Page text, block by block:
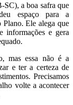
a boa safra que
espaço para a
Plano. Ele alega que
informações e gera
mas essa não é a
e ter a certeza de
Precisamos
volte a acontecer